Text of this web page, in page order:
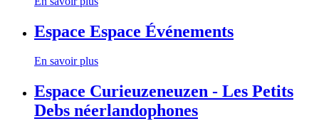
Espace Espace Événements
En savoir plus
Espace Curieuzeneuzen - Les Petits
Debs néerlandophones